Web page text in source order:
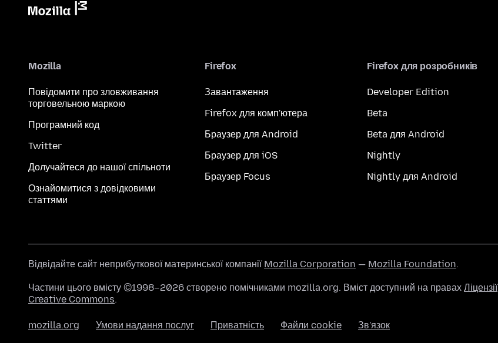
Mozilla
Повідомити про зловживання
торговельною маркою
Програмний код
Twitter
Долучайтеся до нашої спільноти
Ознайомитися з довідковими
статтями
Firefox
Завантаження
Firefox для комп'ютера
Браузер для Android
Браузер для iOS
Браузер Focus
Firefox для розробників
Developer Edition
Beta
Beta для Android
Nightly
Nightly для Android
Відвідайте сайт неприбуткової материнської компанії Mozilla Corporation — Mozilla Foundation.
Частини цього вмісту ©1998–2026 створено помічниками mozilla.org. Вміст доступний на правах Ліцензії
Creative Commons.
mozilla.org Умови надання послуг Приватність Файли cookie Зв'язок